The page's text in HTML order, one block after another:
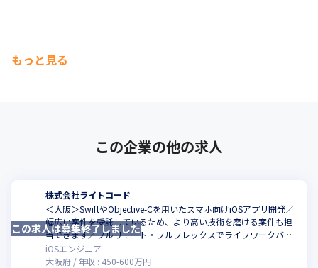
もっと見る
この企業の他の求人
株式会社ライトコード
＜大阪＞SwiftやObjective-Cを用いたスマホ向けiOSアプリ開発／
幅広い案件を受託しているため、より高い技術を磨ける案件も担
当できます／フルリモート・フルフレックスでライフワークバラ
ンス良し
iOSエンジニア
大阪府
年収 : 450-600万円
この求人は募集終了しました